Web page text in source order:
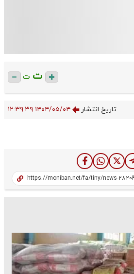
ت ت
تاریخ انتشار ۱۴۰۴/۰۵/۰۴ ۱۲:۳۹:۳۹